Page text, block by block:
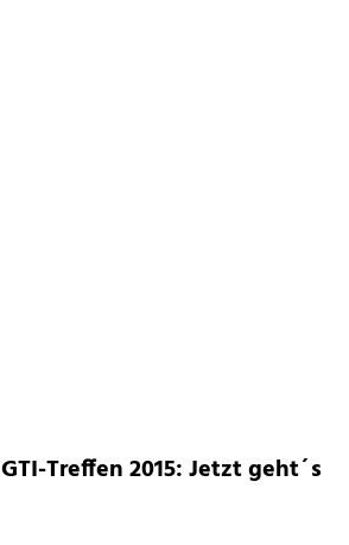
GTI-Treffen 2015: Jetzt geht´s